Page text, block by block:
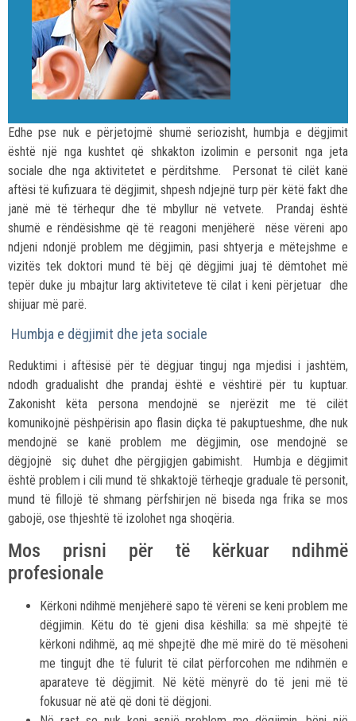
Edhe pse nuk e përjetojmë shumë seriozisht, humbja e dëgjimit
është një nga kushtet që shkakton izolimin e personit nga jeta
sociale dhe nga aktivitetet e përditshme. Personat të cilët kanë
aftësi të kufizuara të dëgjimit, shpesh ndjejnë turp për këtë fakt dhe
janë më të tërhequr dhe të mbyllur në vetvete. Prandaj është
shumë e rëndësishme që të reagoni menjëherë nëse vëreni apo
ndjeni ndonjë problem me dëgjimin, pasi shtyerja e mëtejshme e
vizitës tek doktori mund të bëj që dëgjimi juaj të dëmtohet më
tepër duke ju mbajtur larg aktiviteteve të cilat i keni përjetuar dhe
shijuar më parë.
Humbja e dëgjimit dhe jeta sociale
Reduktimi i aftësisë për të dëgjuar tinguj nga mjedisi i jashtëm,
ndodh gradualisht dhe prandaj është e vështirë për tu kuptuar.
Zakonisht këta persona mendojnë se njerëzit me të cilët
komunikojnë pëshpërisin apo flasin diçka të pakuptueshme, dhe nuk
mendojnë se kanë problem me dëgjimin, ose mendojnë se
dëgjojnë siç duhet dhe përgjigjen gabimisht. Humbja e dëgjimit
është problem i cili mund të shkaktojë tërheqje graduale të personit,
mund të fillojë të shmang përfshirjen në biseda nga frika se mos
gabojë, ose thjeshtë të izolohet nga shoqëria.
Mos prisni për të kërkuar ndihmë
profesionale
Kërkoni ndihmë menjëherë sapo të vëreni se keni problem me
dëgjimin. Këtu do të gjeni disa këshilla: sa më shpejtë të
kërkoni ndihmë, aq më shpejtë dhe më mirë do të mësoheni
me tingujt dhe të fulurit të cilat përforcohen me ndihmën e
aparateve të dëgjimit. Në këtë mënyrë do të jeni më të
fokusuar në atë që doni të dëgjoni.